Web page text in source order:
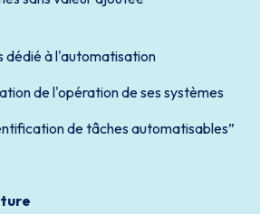
dédié à l'automatisation
de l'opération de ses systèmes
de tâches automatisables”